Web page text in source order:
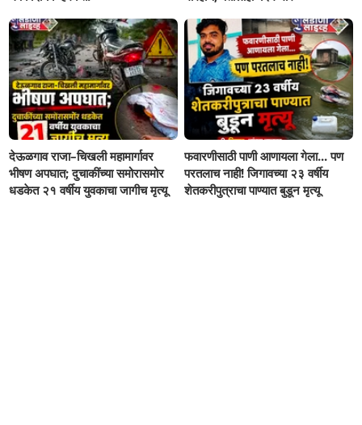
देऊळगाव राजा–चिखली महामार्गावर
भीषण अपघात; दुचाकींच्या समोरासमोर
धडकेत २१ वर्षीय युवकाचा जागीच मृत्यू
फवारणीसाठी पाणी आणायला गेला... पण
परतलाच नाही! जिगावच्या २३ वर्षीय
शेतकरीपुत्राचा पाण्यात बुडून मृत्यू